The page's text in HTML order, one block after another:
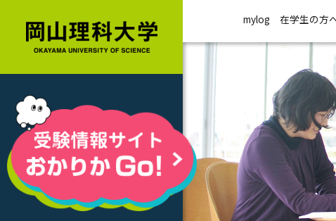
mylog 在学生の方